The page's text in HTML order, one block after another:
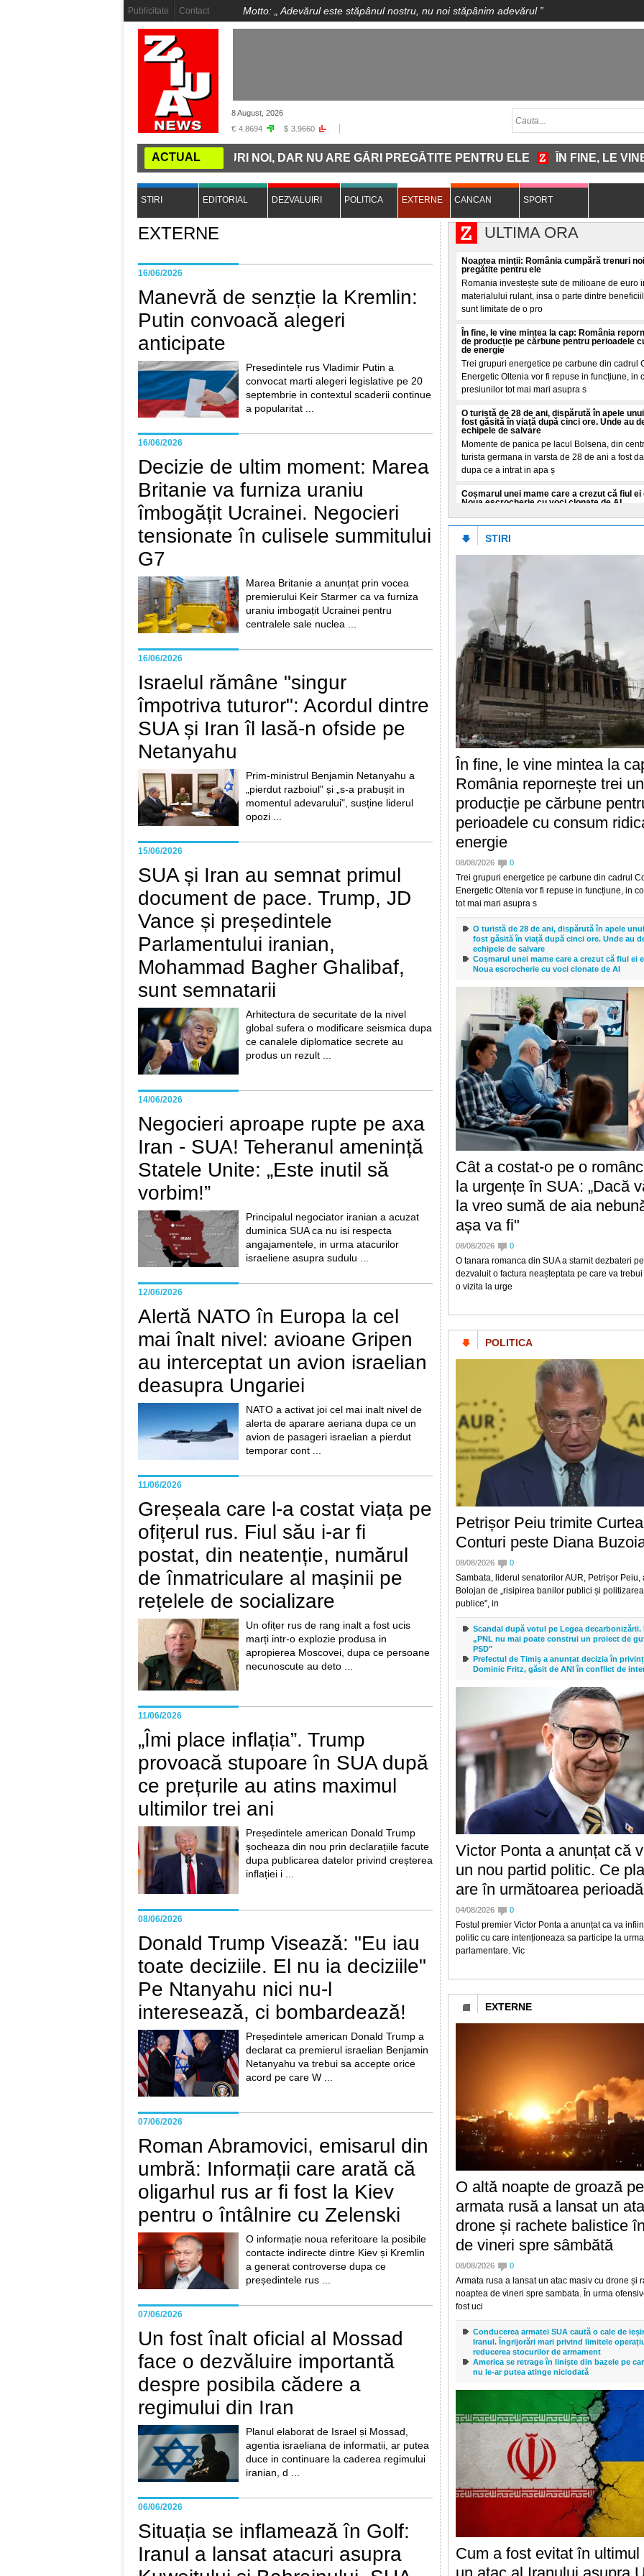
Publicitate Contact Motto: „ Adevărul este stăpânul nostru, nu noi stăpânim adevărul”
8 August, 2026
€ 4.8694 $ 3.9660
ACTUAL
ROMÂNIA CUMPĂRĂ TRENURI NOI, DAR NU ARE GĂRI PREGĂTITE PENTRU ELE ÎN FINE, LE VINE MINTEA
STIRI EDITORIAL DEZVALUIRI POLITICA EXTERNE CANCAN SPORT
EXTERNE
16/06/2026
Manevră de senzție la Kremlin:
Putin convoacă alegeri
anticipate
Presedintele rus Vladimir Putin a
convocat marti alegeri legislative pe 20
septembrie in contextul scaderii continue
a popularitat ...
16/06/2026
Decizie de ultim moment: Marea
Britanie va furniza uraniu
îmbogățit Ucrainei. Negocieri
tensionate în culisele summitului
G7
Marea Britanie a anunțat prin vocea
premierului Keir Starmer ca va furniza
uraniu imbogațit Ucrainei pentru
centralele sale nuclea ...
16/06/2026
Israelul rămâne "singur
împotriva tuturor": Acordul dintre
SUA și Iran îl lasă-n ofside pe
Netanyahu
Prim-ministrul Benjamin Netanyahu a
„pierdut razboiul" și „s-a prabușit in
momentul adevarului", susține liderul
opozi ...
15/06/2026
SUA și Iran au semnat primul
document de pace. Trump, JD
Vance și președintele
Parlamentului iranian,
Mohammad Bagher Ghalibaf,
sunt semnatarii
Arhitectura de securitate de la nivel
global sufera o modificare seismica dupa
ce canalele diplomatice secrete au
produs un rezult ...
14/06/2026
Negocieri aproape rupte pe axa
Iran - SUA! Teheranul amenință
Statele Unite: „Este inutil să
vorbim!”
Principalul negociator iranian a acuzat
duminica SUA ca nu isi respecta
angajamentele, in urma atacurilor
israeliene asupra sudulu ...
12/06/2026
Alertă NATO în Europa la cel
mai înalt nivel: avioane Gripen
au interceptat un avion israelian
deasupra Ungariei
NATO a activat joi cel mai inalt nivel de
alerta de aparare aeriana dupa ce un
avion de pasageri israelian a pierdut
temporar cont ...
11/06/2026
Greșeala care l-a costat viața pe
ofițerul rus. Fiul său i-ar fi
postat, din neatenție, numărul
de înmatriculare al mașinii pe
rețelele de socializare
Un ofițer rus de rang inalt a fost ucis
marți intr-o explozie produsa in
apropierea Moscovei, dupa ce persoane
necunoscute au deto ...
11/06/2026
„Îmi place inflația”. Trump
provoacă stupoare în SUA după
ce prețurile au atins maximul
ultimilor trei ani
Președintele american Donald Trump
șocheaza din nou prin declarațiile facute
dupa publicarea datelor privind creșterea
inflației i ...
08/06/2026
Donald Trump Visează: "Eu iau
toate deciziile. El nu ia deciziile"
Pe Ntanyahu nici nu-l
interesează, ci bombardează!
Președintele american Donald Trump a
declarat ca premierul israelian Benjamin
Netanyahu va trebui sa accepte orice
acord pe care W ...
07/06/2026
Roman Abramovici, emisarul din
umbră: Informații care arată că
oligarhul rus ar fi fost la Kiev
pentru o întâlnire cu Zelenski
O informație noua referitoare la posibile
contacte indirecte dintre Kiev și Kremlin
a generat controverse dupa ce
președintele rus ...
07/06/2026
Un fost înalt oficial al Mossad
face o dezvăluire importantă
despre posibila cădere a
regimului din Iran
Planul elaborat de Israel și Mossad,
agentia israeliana de informatii, ar putea
duce in continuare la caderea regimului
iranian, d ...
06/06/2026
Situația se inflamează în Golf:
Iranul a lansat atacuri asupra
ULTIMA ORA
Noaptea minții: România cumpără trenuri
pregătite pentru ele
Romania investește sute de milioane de euro
materialului rulant, insa o parte dintre
sunt limitate de o pro
În fine, le vine mintea la cap: România
de producție pe cărbune pentru perioadele
de energie
Trei grupuri energetice pe carbune din cadrul
Energetic Oltenia vor fi repuse in funcțiune, in
presiunilor tot mai mari asupra s
O turistă de 28 de ani, dispărută în apele
fost găsită în viață după cinci ore. Unde au
echipele de salvare
Momente de panica pe lacul Bolsena, din
turista germana in varsta de 28 de ani a fost
dupa ce a intrat in apa ș
Coșmarul unei mame care a crezut că fiul ei
Noua escrocherie cu voci clonate de AI
O femeie din Buffalo, New York, a trait cateva
crezand ca fiul ei in varsta de 16 ani este in
Totul a pornit de la
„Dacă vă așteptați la vreo sumă de aia
O tanara romanca din SUA a starnit dezbateri
ce a dezvaluit o factura neașteptata pe care va
achite pentru o vizita la urge
Bulgaria face milioane din energia vândută
Ministrul de la Sofia se laudă cu exporturile
cumpără masiv
Bulgaria face milioane din energia vanduta
de la Sofia se lauda cu exporturile record,
masivBulgaria inregistreaz
România a câștigat 8 medalii la Olimpiada
Inteligență Artificială 2026
Cei opt elevi care au reprezentat Romania la
Internationala de Inteligenta Artificiala (IOAI),
perioada 2-8 august 2026 la As
Poți slăbi fără să faci sport? Ce răspunde un
top. Mai explică ce contează cu adevărat în
slăbire
Mulți oameni amana inceputul unei diete pana
pentru sala sau pentru un program de
Explicația lui Florin Prunea, după ce a filmat
stadion: "Unii spun că de ce ne plac fetele.
băieții, de aia!"
Florin Prunea (57 de ani), fostul portar al
actual delegat UEFA, a starnit reacții dupa o
pe rețelele de social
STIRI
În fine, le vine mintea la
România repornește trei
producție pe cărbune
perioadele cu consum
energie
08/08/2026 0
Trei grupuri energetice pe carbune din cadrul
Energetic Oltenia vor fi repuse in funcțiune, in
tot mai mari asupra s
O turistă de 28 de ani, dispărută în apele
fost găsită în viață după cinci ore. Unde au
echipele de salvare
Coșmarul unei mame care a crezut că fiul ei
Noua escrocherie cu voci clonate de AI
Cât a costat-o pe o
la urgențe în SUA: „Dacă
la vreo sumă de aia
așa va fi"
08/08/2026 0
O tanara romanca din SUA a starnit dezbateri
dezvaluit o factura neașteptata pe care va
o vizita la urge
POLITICA
Petrișor Peiu trimite
Conturi peste Diana
08/08/2026 0
Sambata, liderul senatorilor AUR, Petrișor Peiu,
Bolojan de „risipirea banilor publici și
publice", in
Scandal după votul pe Legea decarbonizării.
„PNL nu mai poate construi un proiect de
PSD"
Prefectul de Timiș a anunțat decizia în
Dominic Fritz, găsit de ANI în conflict de
Victor Ponta a anunțat că
un nou partid politic. Ce
are în următoarea perioadă
04/08/2026 0
Fostul premier Victor Ponta a anunțat ca va
politic cu care intenționeaza sa participe la
parlamentare. Vic
EXTERNE
O altă noapte de groază
armata rusă a lansat un
drone și rachete balistice
de vineri spre sâmbătă
08/08/2026 0
Armata rusa a lansat un atac masiv cu drone și
noaptea de vineri spre sambata. În urma
fost uci
Conducerea armatei SUA caută o cale de
Iranul. Îngrijorări mari privind limitele
reducerea stocurilor de armament
America se retrage în liniște din bazele pe
nu le-ar putea atinge niciodată
Cum a fost evitat în ultimul